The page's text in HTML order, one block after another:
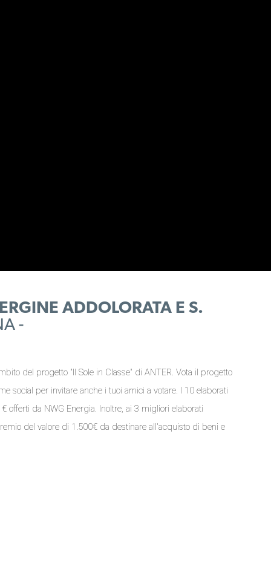
ADDOLORATA E S.
-
del progetto "Il Sole in Classe" di ANTER. Vota il progetto
social per invitare anche i tuoi amici a votare. I 10 elaborati
da NWG Energia. Inoltre, ai 3 migliori elaborati
del valore di 1.500€ da destinare all'acquisto di beni e